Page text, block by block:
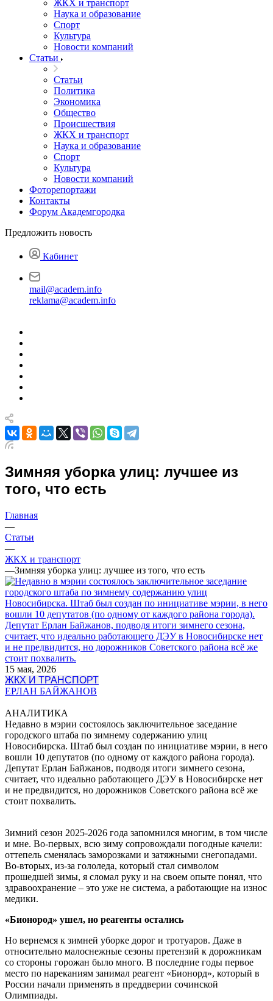
ЖКХ и транспорт
Наука и образование
Спорт
Культура
Новости компаний
Статьи
Статьи
Политика
Экономика
Общество
Происшествия
ЖКХ и транспорт
Наука и образование
Спорт
Культура
Новости компаний
Фоторепортажи
Контакты
Форум Академгородка
Предложить новость
Кабинет
mail@academ.info
reklama@academ.info
Зимняя уборка улиц: лучшее из
того, что есть
Главная
—
Статьи
—
ЖКХ и транспорт
—Зимняя уборка улиц: лучшее из того, что есть
15 мая, 2026
ЖКХ И ТРАНСПОРТ
ЕРЛАН БАЙЖАНОВ
АНАЛИТИКА
Недавно в мэрии состоялось заключительное заседание
городского штаба по зимнему содержанию улиц
Новосибирска. Штаб был создан по инициативе мэрии, в него
вошли 10 депутатов (по одному от каждого района города).
Депутат Ерлан Байжанов, подводя итоги зимнего сезона,
считает, что идеально работающего ДЭУ в Новосибирске нет
и не предвидится, но дорожников Советского района всё же
стоит похвалить.
Зимний сезон 2025-2026 года запомнился многим, в том числе
и мне. Во-первых, всю зиму сопровождали погодные качели:
оттепель сменялась заморозками и затяжными снегопадами.
Во-вторых, из-за гололеда, который стал символом
прошедшей зимы, я сломал руку и на своем опыте понял, что
здравоохранение – это уже не система, а работающие на износ
медики.
«Бионород» ушел, но реагенты остались
Но вернемся к зимней уборке дорог и тротуаров. Даже в
относительно малоснежные сезоны претензий к дорожникам
со стороны горожан было много. В последние годы первое
место по нареканиям занимал реагент «Бионорд», который в
России начали применять в преддверии сочинской
Олимпиады.